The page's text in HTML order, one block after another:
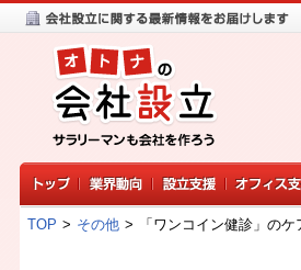
TOP > その他 > 「ワンコイン健診」の